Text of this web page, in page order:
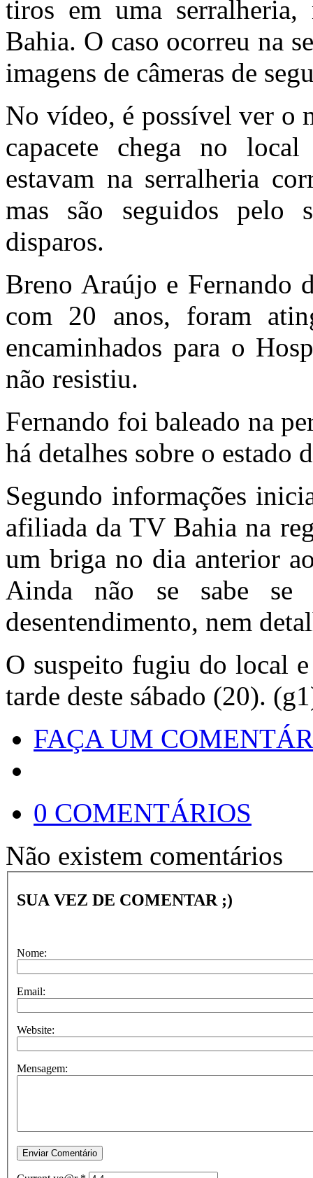
tiros em uma
Bahia. O caso ocorreu na
imagens de câmeras de
No vídeo, é possível ver o
capacete chega no
estavam na serralheria
mas são seguidos pelo
disparos.
Breno Araújo e Fernando
com 20 anos, foram
encaminhados para o
não resistiu.
Fernando foi baleado na
há detalhes sobre o estado
Segundo informações
afiliada da TV Bahia na
um briga no dia anterior
Ainda não se sabe
desentendimento, nem
O suspeito fugiu do local
tarde deste sábado (20).
FAÇA UM
0 COMENTÁRIOS
Não existem comentários
SUA VEZ DE COMENTAR ;)
Nome:
Email:
Website:
Mensagem: